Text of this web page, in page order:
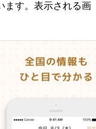
ます。表示される画